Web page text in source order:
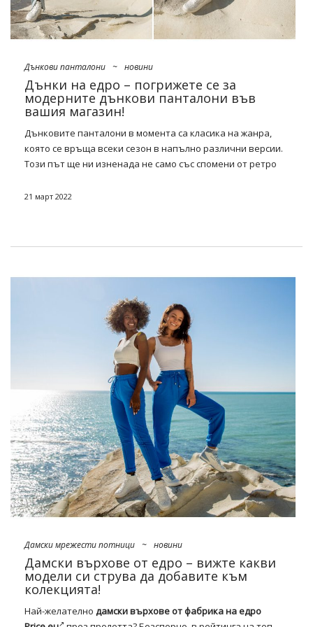
Дънкови панталони ~ новини
Дънки на едро – погрижете се за
модерните дънкови панталони във
вашия магазин!
Дънковите панталони в момента са класика на жанра,
която се връща всеки сезон в напълно различни версии.
Този път ще ни изненада не само със спомени от ретро
хекси. Пасва ли? За предпочитане тези, които ще бъдат
панталони на сезона
Широко, плътно прилепнало или може би с понижена
талия? Открийте най-новите модели
ПОЛСКИ дънки на едро
Търговия на едро сдънки онлайн този сезон
допълнително копия широк крак. В какво издание? На
първо място, разфасовки на обувки, палацо и камбани с
висока талия. Незабавно връщане към 90-те
гарантирано, …
21 март 2022
Дамски мрежести потници ~ новини
Дамски върхове от едро – вижте какви
модели си струва да добавите към
колекцията!
Най-желателно дамски върхове от фабрика на едро